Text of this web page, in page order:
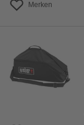
Merken